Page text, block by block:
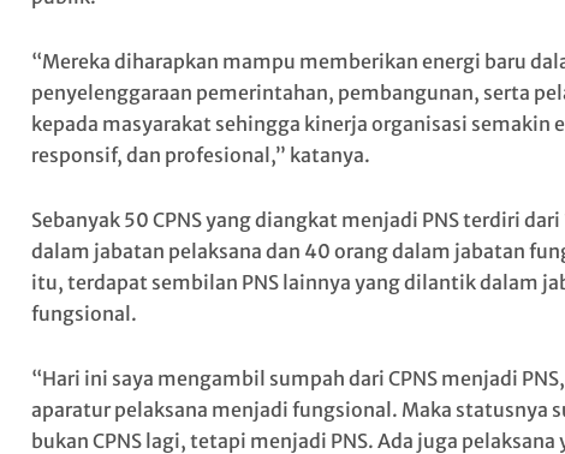
“Mereka diharapkan mampu memberikan energi baru
penyelenggaraan pemerintahan, pembangunan, serta
kepada masyarakat sehingga kinerja organisasi semakin
responsif, dan profesional,” katanya.
Sebanyak 50 CPNS yang diangkat menjadi PNS terdiri dari
dalam jabatan pelaksana dan 40 orang dalam jabatan
itu, terdapat sembilan PNS lainnya yang dilantik dalam
fungsional.
“Hari ini saya mengambil sumpah dari CPNS menjadi
aparatur pelaksana menjadi fungsional. Maka statusnya
bukan CPNS lagi, tetapi menjadi PNS. Ada juga